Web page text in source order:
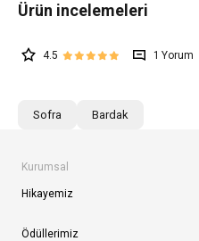
4.5 1
Sofra Bardak
Kurumsal
Hikayemiz
Ödüllerimiz